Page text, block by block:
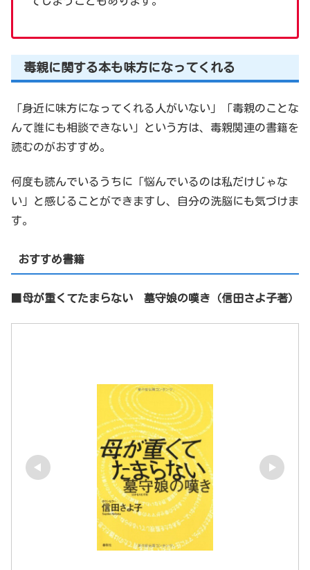
毒親に関する本も味方になってくれる
「身近に味方になってくれる人がいない」「毒親のことな
んて誰にも相談できない」という方は、毒親関連の書籍を
読むのがおすすめ。
何度も読んでいるうちに「悩んでいるのは私だけじゃな
い」と感じることができますし、自分の洗脳にも気づけま
す。
おすすめ書籍
母が重くてたまらない 墓守娘の嘆き（信田さよ子著）